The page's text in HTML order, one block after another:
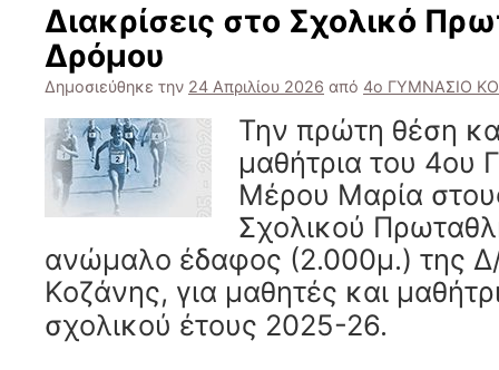
Διακρίσεις στο Σχολικό
Δρόμου
Δημοσιεύθηκε την 24 Απριλίου 2026 από 4ο ΓΥΜΝΑΣΙΟ
Την πρώτη θέση
μαθήτρια του 4ου
Μέρου Μαρία
Σχολικού
ανώμαλο έδαφος (2.000μ.) της
Κοζάνης, για μαθητές και
σχολικού έτους 2025-26.